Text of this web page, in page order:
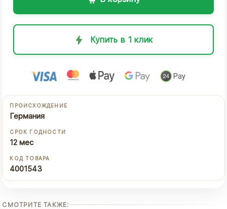
Купить в 1 клик
ПРОИСХОЖДЕНИЕ
Германия
СРОК ГОДНОСТИ
12 мес
КОД ТОВАРА
4001543
СМОТРИТЕ ТАКЖЕ: